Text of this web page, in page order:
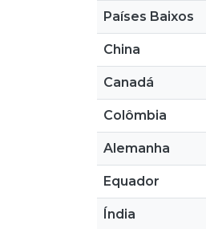
Países Baixos
China
Canadá
Colômbia
Alemanha
Equador
Índia